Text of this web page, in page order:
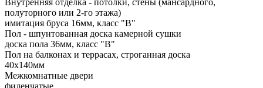
Внутренняя отделка - потолки, стены (мансардного,
полуторного или 2-го этажа)
имитация бруса 16мм, класс "В"
Пол - шпунтованная доска камерной сушки
доска пола 36мм, класс "B"
Пол на балконах и террасах, строганная доска
40x140мм
Межкомнатные двери